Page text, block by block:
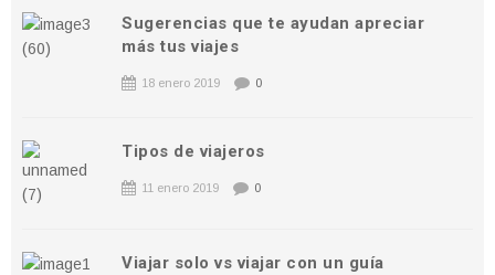
Sugerencias que te ayudan apreciar
más tus viajes
18 enero 2019 0
Tipos de viajeros
11 enero 2019 0
Viajar solo vs viajar con un guía